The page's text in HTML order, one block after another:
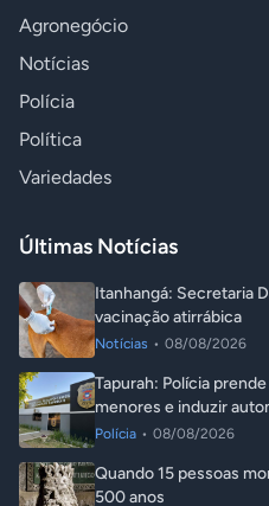
Agronegócio
Notícias
Polícia
Política
Variedades
Últimas Notícias
Itanhangá: Secretaria
vacinação atirrábica
Notícias • 08/08/2026
Tapurah: Polícia
menores e induzir
Polícia • 08/08/2026
Quando 15 pessoas
500 anos